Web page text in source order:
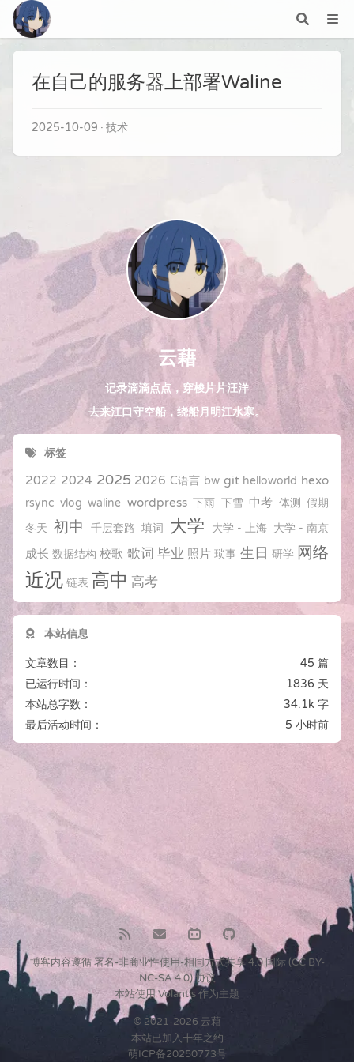
在自己的服务器上部署Waline
2025-10-09 技术
云藉
记录滴滴点点，穿梭片片汪洋
去来江口守空船，绕船月明江水寒。
标签
2022 2024 2025 2026 C语言 bw git helloworld hexo
rsync vlog waline wordpress 下雨 下雪 中考 体测 假期
冬天 初中 千层套路 填词 大学 大学 - 上海 大学 - 南京
成长 数据结构 校歌 歌词 毕业 照片 琐事 生日 研学 网络
近况 链表 高中 高考
本站信息
文章数目：
45 篇
已运行时间：
1836 天
本站总字数：
34.1k 字
最后活动时间：
5 小时前
博客内容遵循署名-非商业性使用-相同方式共享 4.0 国际 (CC BY-
NC-SA 4.0) 协议
本站使用Volantis作为主题
© 2021-2026 云藉
本站已加入十年之约
萌ICP备20250773号